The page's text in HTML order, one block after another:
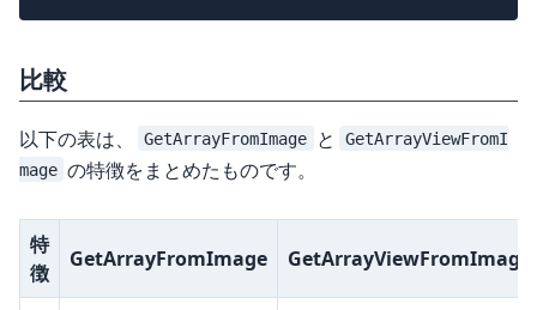
比較
以下の表は、 GetArrayFromImage と
GetArrayViewFromI
mage の特徴をまとめたものです。
特
徴
GetArrayFromImage GetArrayViewFromImage